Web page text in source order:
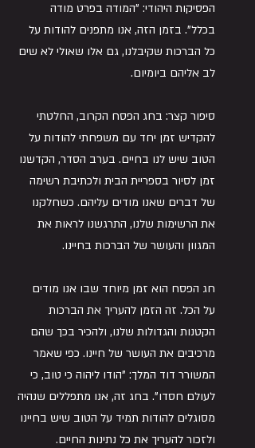
הפסיקות היהודי: "המודה בפרט מודה
בכלל". בזמן הזה, אנו מתפנים להודות על
כל הברכות שקיבלנו, גם אלו שאולי לא שים
לב אליהם ביומיום.
סיפור קצר: בחג הפסח הקרוב, החלטתי
להקדיש זמן יחד עם משפחתי להודות על
הטוב שיש לנו בחיים. בערב הסדר, הקדשנו
זמן לסיור בספריית הבית ולכתיבת רשימה
של דברים שאנו מודים עליהם. כשחלקנו
את הרשימות שלנו, התרגשנו לראות את
המגוון והעושר של הברכות בחיינו.
חג הפסח הוא זמן מיוחד שבו אנו מודים
על הכל. זה הזמן להעריך את הברכות
הקטנות והגדולות שלנו, ולהכיר בכך שהם
מרכיבים את העושר של חיינו. כפי שאמר
המשורר דוד המלך: "הודו ליהוה כי טוב, כי
לעולם חסדו". בחג זה, אנו מתפללים שנהיה
מסוגלים להודות תמיד על הטוב שיש בחיינו
ולזכור להעריך את כל נתינות החיים.